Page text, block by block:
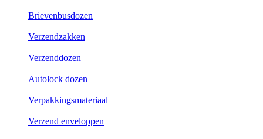
Brievenbusdozen
Verzendzakken
Verzenddozen
Autolock dozen
Verpakkingsmateriaal
Verzend enveloppen